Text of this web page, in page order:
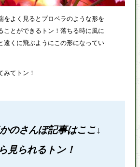
をよく見るとプロペラのような形を
ことができるトン！落ちる時に風に
遠くに飛ぶようにこの形になってい
みてトン！
のさんぽ記事はここ↓
見られるトン！